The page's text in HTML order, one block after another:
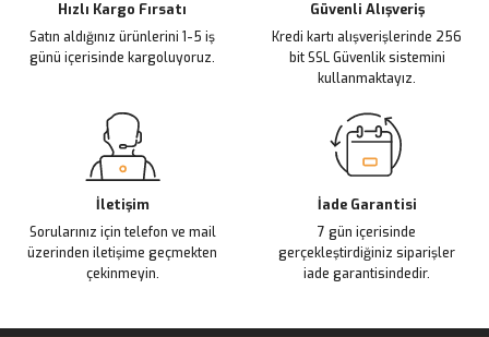
Ürün fiyatı diğer sitelerden daha pahalı.
Bu ürüne benzer farklı alternatifler olmalı.
Hızlı Kargo Fırsatı
Satın aldığınız ürünlerini 1-5 iş
günü içerisinde kargoluyoruz.
Güvenli Alışveriş
Kredi kartı alışverişlerinde 256
bit SSL Güvenlik sistemini
kullanmaktayız.
İletişim
Sorularınız için telefon ve mail
üzerinden iletişime geçmekten
çekinmeyin.
İade Garantisi
7 gün içerisinde
gerçekleştirdiğiniz siparişler
iade garantisindedir.